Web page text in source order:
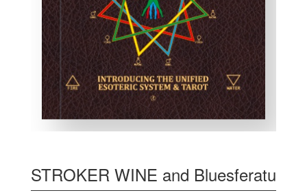
STROKER WINE and Bluesferatu